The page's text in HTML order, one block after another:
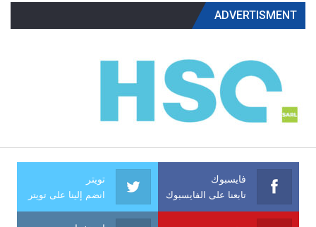
ADVERTISMENT
فايسبوك
تابعنا على الفايسبوك
تويتر
انضم إلينا على تويتر